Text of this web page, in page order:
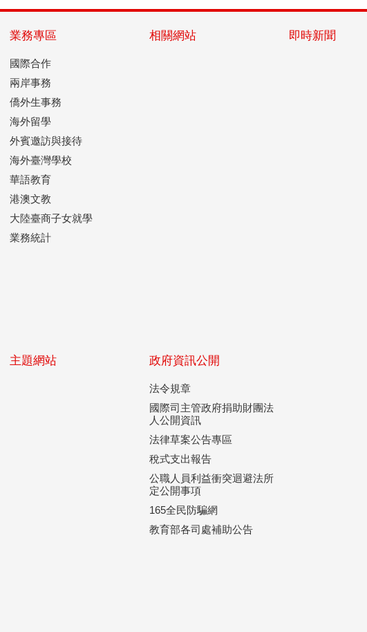
業務專區
國際合作
兩岸事務
僑外生事務
海外留學
外賓邀訪與接待
海外臺灣學校
華語教育
港澳文教
大陸臺商子女就學
業務統計
相關網站 即時新聞
主題網站 政府資訊公開
法令規章
國際司主管政府捐助財團法
人公開資訊
法律草案公告專區
稅式支出報告
公職人員利益衝突迴避法所
定公開事項
165全民防騙網
教育部各司處補助公告